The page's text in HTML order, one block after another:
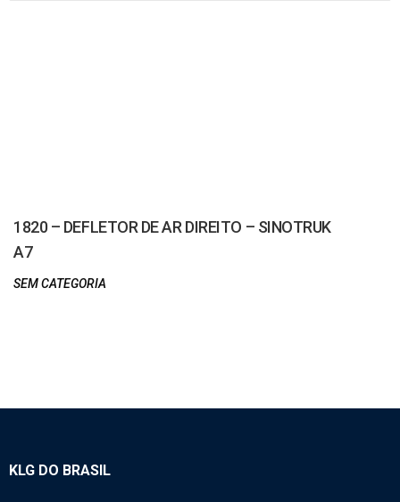
1820 – DEFLETOR DE AR DIREITO – SINOTRUK
A7
SEM CATEGORIA
KLG DO BRASIL